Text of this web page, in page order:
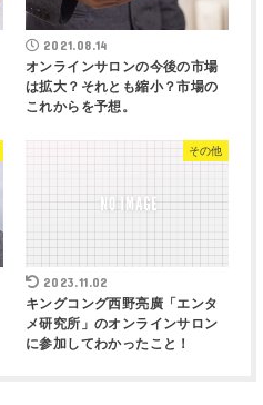
2021.08.14
オンラインサロンの今後の市場
は拡大？それとも縮小？市場の
これからを予想。
その他
2023.11.02
キングコング西野亮廣「エンタ
メ研究所」のオンラインサロン
に参加してわかったこと！